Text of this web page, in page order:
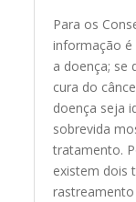
Para os
informação é
a doença; se
cura do
doença seja
sobrevida
tratamento.
existem dois